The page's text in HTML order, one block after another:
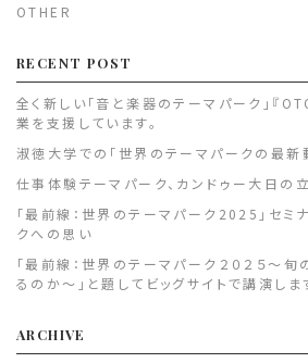
OTHER
RECENT POST
全く新しい「音と楽器のテーマパーク」『
業を支援しています。
淑徳大学での「世界のテーマパークの最新
仕事体験テーマパーク、カンドゥー大日の
「最前線：世界のテーマパーク2025」セミ
クへの思い
「最前線：世界のテーマパーク２０２５～
るのか～」と題してビッグサイトで講演しま
ARCHIVE